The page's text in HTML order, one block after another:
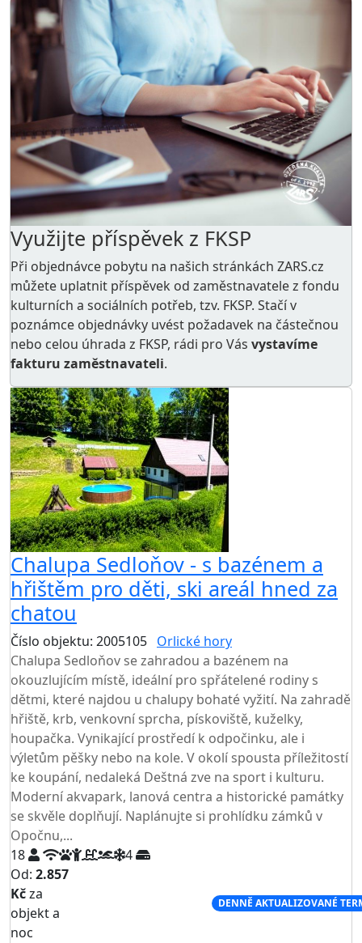
Využijte příspěvek z FKSP
Při objednávce pobytu na našich stránkách ZARS.cz
můžete uplatnit příspěvek od zaměstnavatele z fondu
kulturních a sociálních potřeb, tzv. FKSP. Stačí v
poznámce objednávky uvést požadavek na částečnou
nebo celou úhrada z FKSP, rádi pro Vás vystavíme
fakturu zaměstnavateli.
Chalupa Sedloňov - s bazénem a
hřištěm pro děti, ski areál hned za
chatou
Číslo objektu: 2005105 Orlické hory
Chalupa Sedloňov se zahradou a bazénem na
okouzlujícím místě, ideální pro spřátelené rodiny s
dětmi, které najdou u chalupy bohaté vyžití. Na zahradě
hřiště, krb, venkovní sprcha, pískoviště, kuželky,
houpačka. Vynikající prostředí k odpočinku, ale i
výletům pěšky nebo na kole. V okolí spousta příležitostí
ke koupání, nedaleká Deštná zve na sport i kulturu.
Moderní akvapark, lanová centra a historické památky
se skvěle doplňují. Naplánujte si prohlídku zámků v
Opočnu,...
18
4
Od: 2.857
Kčza
objekt a
noc
DENNĚ AKTUALIZOVANÉ